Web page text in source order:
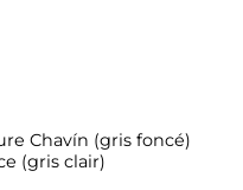
Chavín (gris foncé)
(gris clair)